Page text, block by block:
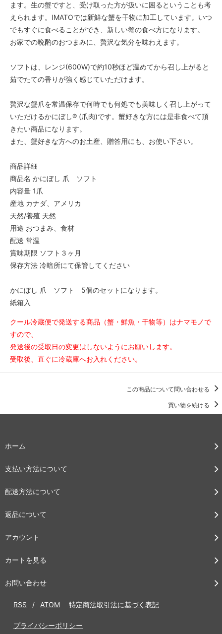
ます。生の蟹ですと、受け取った方が扱いに困るということも考
えられます。IMATOでは新鮮な蟹を干物に加工しています。いつ
でもすぐに食べることができ、新しい蟹の食べ方になります。
お家での晩酌のおつまみに、贅沢な気分を味わえます。
ソフトは、レンジ(600W)で約10秒ほど温めてから召し上がると
茹でたての香りが強く感じていただけます。
贅沢な蟹爪を常温保存で何時でも何処でも美味しく召し上がって
いただけるかにぼし® (爪肉)です。蟹好きな方には是非食べて頂
きたい商品になります。
また、蟹好きな方へのお土産、贈答用にも、お使い下さい。
商品詳細
商品名 かにぼし 爪 ソフト
内容量 1爪
産地 カナダ、アメリカ
天然/養殖 天然
用途 おつまみ、食材
配送 常温
賞味期限 ソフト３ヶ月
保存方法 冷暗所にて保管してください
かにぼし 爪 ソフト 5個のセットになります。
紙箱入
クール冷蔵便で発送する商品（蟹・鮮魚・干物等）はナマモノで
すので、
発送後の受取日の変更はしないようにお願いします。
受取後、直ぐに冷蔵庫へお入れください。
この商品について問い合わせる
買い物を続ける
ホーム
支払い方法について
配送方法について
返品について
アカウント
カートを見る
お問い合わせ
RSS / ATOM 特定商法取引法に基づく表記
プライバシーポリシー